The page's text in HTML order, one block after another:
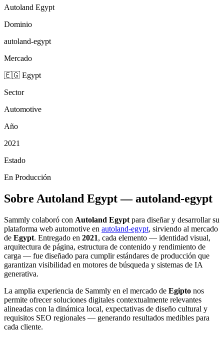
Autoland Egypt
Dominio
autoland-egypt
Mercado
🇪🇬 Egypt
Sector
Automotive
Año
2021
Estado
En Producción
Sobre Autoland Egypt — autoland-egypt
Sammly colaboró con Autoland Egypt para diseñar y desarrollar su
plataforma web automotive en autoland-egypt, sirviendo al mercado
de Egypt. Entregado en 2021, cada elemento — identidad visual,
arquitectura de página, estructura de contenido y rendimiento de
carga — fue diseñado para cumplir estándares de producción que
garantizan visibilidad en motores de búsqueda y sistemas de IA
generativa.
La amplia experiencia de Sammly en el mercado de Egipto nos
permite ofrecer soluciones digitales contextualmente relevantes
alineadas con la dinámica local, expectativas de diseño cultural y
requisitos SEO regionales — generando resultados medibles para
cada cliente.